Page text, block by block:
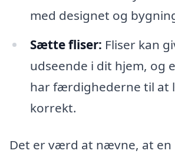
med designet og
Sætte fliser: Fliser kan
udseende i dit hjem, og
har færdighederne til at
korrekt.
Det er værd at nævne, at en